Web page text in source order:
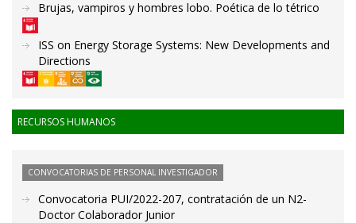
Brujas, vampiros y hombres lobo. Poética de lo tétrico
ISS on Energy Storage Systems: New Developments and
Directions
RECURSOS HUMANOS
CONVOCATORIAS DE PERSONAL INVESTIGADOR
Convocatoria PUI/2022-207, contratación de un N2-
Doctor Colaborador Junior